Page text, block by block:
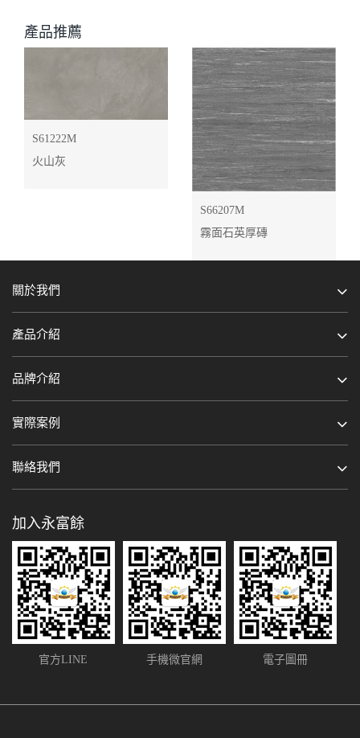
產品推薦
S61222M
火山灰
S66207M
霧面石英厚磚
關於我們
產品介紹
品牌介紹
實際案例
聯絡我們
加入永富餘
官方LINE 手機微官網 電子圖冊